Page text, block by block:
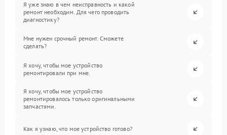
Я уже знаю в чем неисправность и какой
ремонт необходим. Для чего проводить
диагностику?
Мне нужен срочный ремонт. Сможете
сделать?
Я хочу, чтобы мое устройство
ремонтировали при мне.
Я хочу, чтобы мое устройство
ремонтировалось только оригинальными
запчастями.
Как я узнаю, что мое устройство готово?